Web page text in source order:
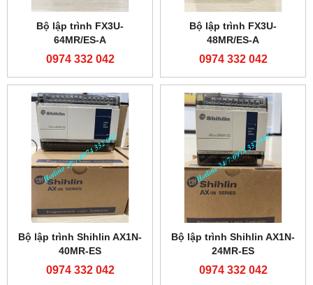
Bộ lập trình FX3U-
64MR/ES-A
0974 332 042
Bộ lập trình FX3U-
48MR/ES-A
0974 332 042
Bộ lập trình Shihlin AX1N-
40MR-ES
0974 332 042
Bộ lập trình Shihlin AX1N-
24MR-ES
0974 332 042